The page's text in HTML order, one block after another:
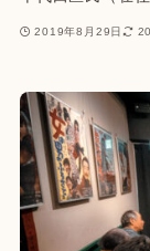
2019年8月29日